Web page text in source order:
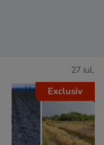
Exclusiv
27 iul.